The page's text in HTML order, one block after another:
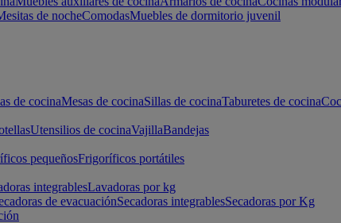
de nocheComodasMuebles de dormitorio juvenil
de cocinaMesas de cocinaSillas de cocinaTaburetes de cocina
Utensilios de cocinaVajillaBandejas
pequeñosFrigoríficos portátiles
integrablesLavadoras por kg
de evacuaciónSecadoras integrablesSecadoras por Kg